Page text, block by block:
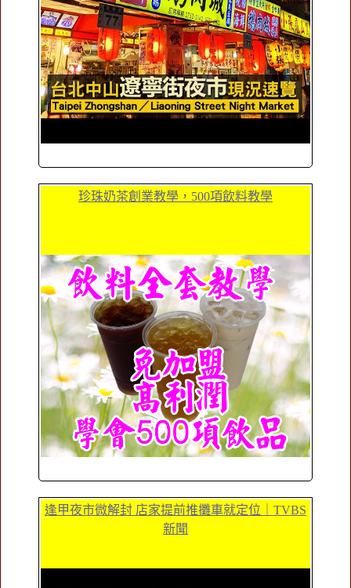
珍珠奶茶創業教學，500項飲料教學
逢甲夜市微解封 店家提前推攤車就定位｜TVBS
新聞